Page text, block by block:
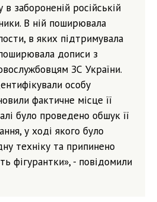
в забороненій російській
В ній поширювала
в яких підтримувала
дописи з
ЗС України.
особу
фактичне місце її
було проведено обшук її
у ході якого було
техніку та припинено
фігурантки», - повідомили